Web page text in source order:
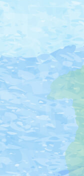
磯
町
の
位
置
を
記
し
た